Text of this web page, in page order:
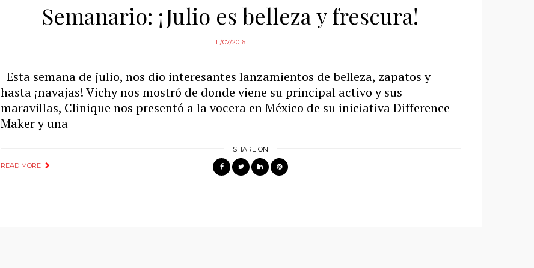
Semanario: ¡Julio es belleza y frescura!
11/07/2016
Esta semana de julio, nos dio interesantes lanzamientos de belleza, zapatos y
hasta ¡navajas! Vichy nos mostró de donde viene su principal activo y sus
maravillas, Clinique nos presentó a la vocera en México de su iniciativa Difference
Maker y una
READ MORE
SHARE ON